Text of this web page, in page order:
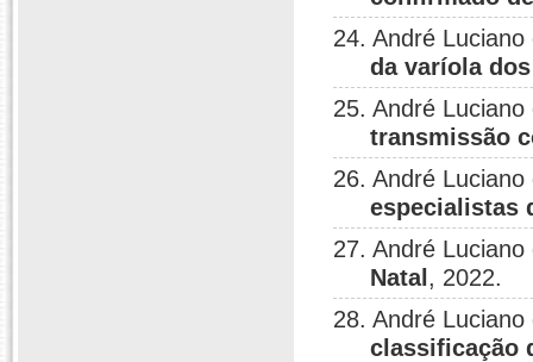
24. André
da varíola
25. André
transmissão
26. André
especialistas
27. André
Natal , 2022.
28. André
classificação